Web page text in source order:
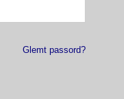
Glemt passord?